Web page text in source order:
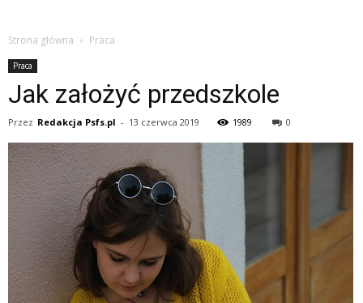
Strona główna Praca
Praca
Jak założyć przedszkole
Przez Redakcja Psfs.pl - 13 czerwca 2019 1989 0